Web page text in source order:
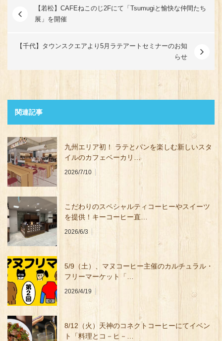
【若松】CAFEねこのじ2Fにて「Tsumugiと愉快な仲間たち
展」を開催
【千代】タウンスクエアより5月ラテアートセミナーのお知
らせ
関連記事
九州エリア初！ ラテとパンを楽しむ新しいスタ
イルのカフェベーカリ…
2026/7/10
こだわりのスペシャルティコーヒーやスイーツ
を提供！キーコーヒー直…
2026/6/3
5/9（⼟）、マヌコーヒー主催のカルチュラル・
フリーマーケット「…
2026/4/19
8/12（火）天神のコネクトコーヒーにてイベン
ト「料理とコ－ヒ－…